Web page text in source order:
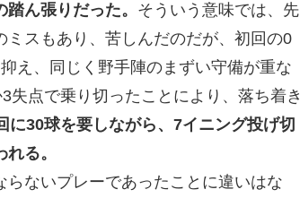
ん張りだった。 そういう意味では、先
スもあり、苦しんだのだが、初回の0
え、同じく野手陣のまずい守備が重な
失点で乗り切ったことにより、落ち着き
に30球を要しながら、7イニング投げ切
る。
ないプレーであったことに違いはな